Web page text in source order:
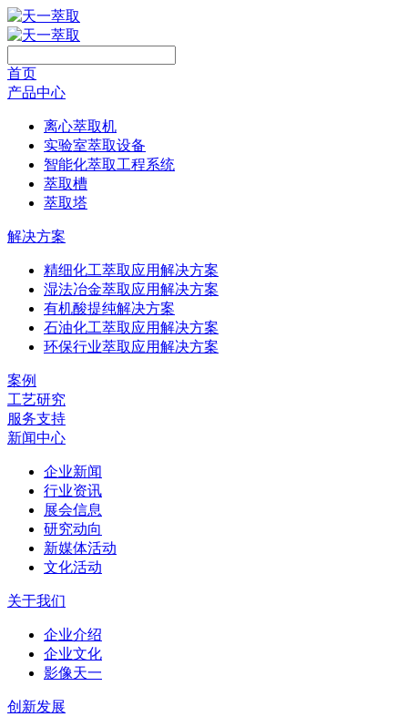
首页
产品中心
离心萃取机
实验室萃取设备
智能化萃取工程系统
萃取槽
萃取塔
解决方案
精细化工萃取应用解决方案
湿法冶金萃取应用解决方案
有机酸提纯解决方案
石油化工萃取应用解决方案
环保行业萃取应用解决方案
案例
工艺研究
服务支持
新闻中心
企业新闻
行业资讯
展会信息
研究动向
新媒体活动
文化活动
关于我们
企业介绍
企业文化
影像天一
创新发展